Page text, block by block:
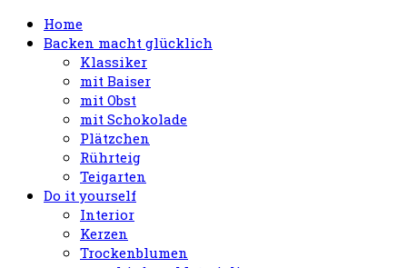
Home
Backen macht glücklich
Klassiker
mit Baiser
mit Obst
mit Schokolade
Plätzchen
Rührteig
Teigarten
Do it yourself
Interior
Kerzen
Trockenblumen